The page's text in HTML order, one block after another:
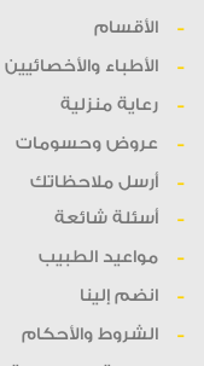
الأقسام
الأطباء والأخصائيين
رعاية منزلية
عروض وحسومات
أرسل ملاحظاتك
أسئلة شائعة
مواعيد الطبيب
انضم إلينا
الشروط والأحكام